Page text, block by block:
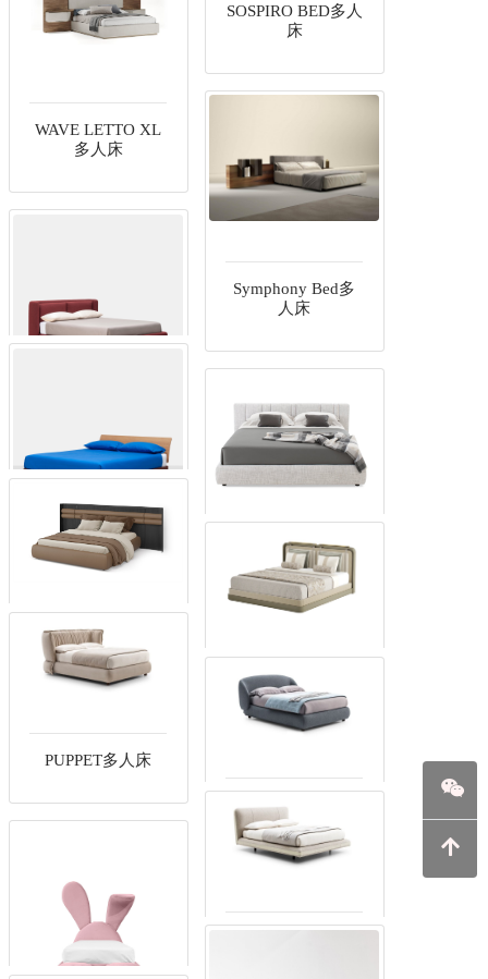
SOSPIRO BED多人
床
WAVE LETTO XL
多人床
Symphony Bed多
人床
Dimora双人床
AluAlu Bed双人床
KARPHI NAP多人
床
Sunrise多人床
LAMU多人床
PUPPET多人床
PACIFIC多人床